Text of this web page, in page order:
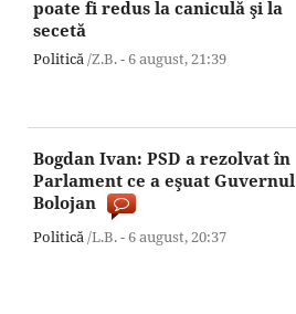
poate fi redus la caniculă şi la
secetă
Politică/Z.B. -6 august,21:39
Bogdan Ivan: PSD a rezolvat în
Parlament ce a eşuat Guvernul
Bolojan
Politică/L.B. -6 august,20:37